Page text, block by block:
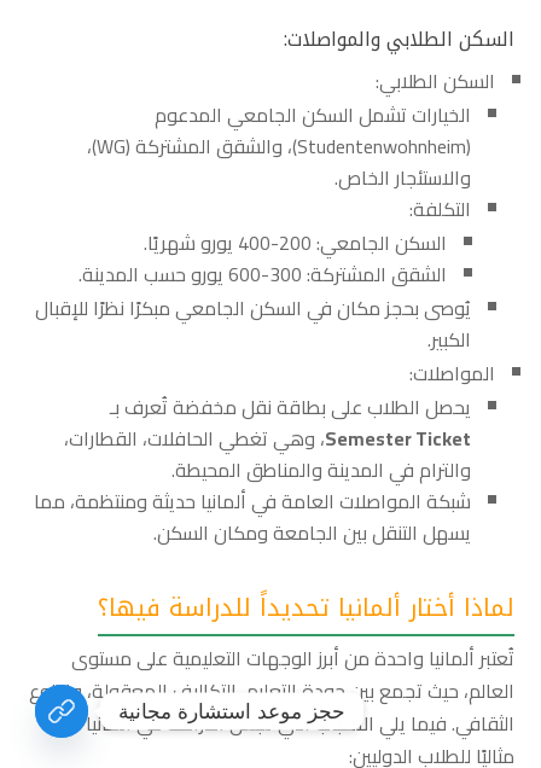
السكن الطلابي والمواصلات:
السكن الطلابي:
الخيارات تشمل السكن الجامعي المدعوم
(Studentenwohnheim)، والشقق المشتركة (WG)،
والاستئجار الخاص.
التكلفة:
السكن الجامعي: 200-400 يورو شهريًا.
الشقق المشتركة: 300-600 يورو حسب المدينة.
يُوصى بحجز مكان في السكن الجامعي مبكرًا نظرًا للإقبال
الكبير.
المواصلات:
يحصل الطلاب على بطاقة نقل مخفضة تُعرف بـ
Semester Ticket، وهي تغطي الحافلات، القطارات،
والترام في المدينة والمناطق المحيطة.
شبكة المواصلات العامة في ألمانيا حديثة ومنتظمة، مما
يسهل التنقل بين الجامعة ومكان السكن.
لماذا أختار ألمانيا تحديداً للدراسة فيها؟
تُعتبر ألمانيا واحدة من أبرز الوجهات التعليمية على مستوى
العالم، حيث تجمع بين جودة التعليم، التكاليف المعقولة، والتنوع
الثقافي. فيما يلي الأسباب التي تجعل الدراسة في ألمانيا خيارًا
مثاليًا للطلاب الدوليين:
حجز موعد استشارة مجانية